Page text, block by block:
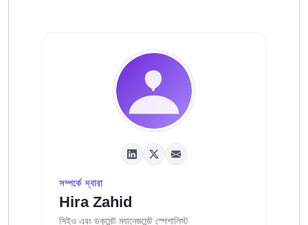
সম্পর্কে দ্বারা
Hira Zahid
সিইও এবং ডকুমেন্ট ম্যানেজমেন্ট স্পেশালিস্ট